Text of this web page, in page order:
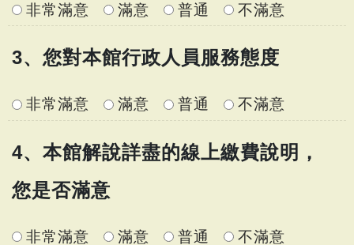
非常滿意 滿意 普通 不滿意
3、您對本館行政人員服務態度
非常滿意 滿意 普通 不滿意
4、本館解說詳盡的線上繳費說明，
您是否滿意
非常滿意 滿意 普通 不滿意